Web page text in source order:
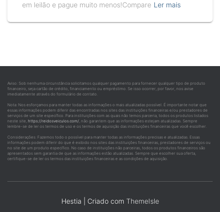
em leilão e pague muito menos!Compare Ler mais
Aviso: Sob nenhuma circunstância solicitamos qualquer pagamento para fornecer qualquer tipo de produto
financeiro, seja cartão de crédito, financiamento ou empréstimo. Se isso ocorrer, por favor, nos avise
imediatamente através do formulário de contato.
Nota: Nos esforçamos para manter todas as informações o mais atualizadas possível. É importante notar que
essas informações podem diferir das encontradas nos sites das instituições financeiras e/ou prestadores de
serviços de um site específico. Para instituições com as quais não temos parceria, todos os produtos listados
neste site, https://reidosveiculos.com/, não garantem que as informações estejam atualizadas. Sempre
lembre-se de ler os termos de uso e os termos de aquisição das instituições financeiras que você escolher.
Considerações: Fazemos todo o possível para manter todas as informações precisas e atualizadas. Essas
informações podem diferir do que é exibido nos sites das instituições financeiras, prestadores de serviços ou
no site de um produto específico. No caso de instituições não parceiras, todos os produtos financeiros são
apresentados sem garantia de que as informações estão atualizadas. Sempre que escolher sua oferta,
certifique-se de ler os termos das instituições financeiras e as condições de aquisição.
Hestia | Criado com ThemeIsle